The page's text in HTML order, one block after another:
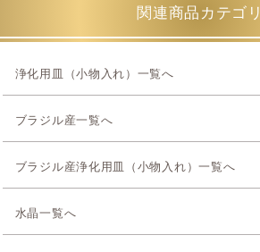
関連商品カテゴリ
浄化用皿（小物入れ）一覧へ
ブラジル産一覧へ
ブラジル産浄化用皿（小物入れ）一覧へ
水晶一覧へ